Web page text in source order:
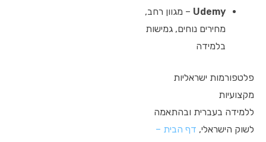
Udemy – מגוון רחב,
מחירים נוחים, גמישות
בלמידה
פלטפורמות ישראליות
מקצועיות
ללמידה בעברית ובהתאמה
לשוק הישראלי, דף הבית –